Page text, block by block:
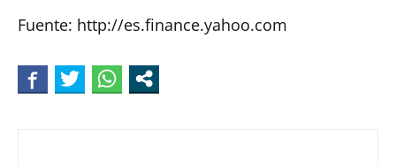
Fuente: http://es.finance.yahoo.com